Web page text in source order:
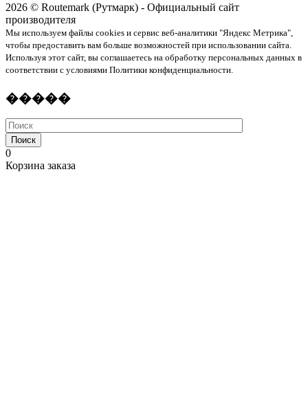
2026 © Routemark (Рутмарк) - Официальный сайт
производителя
Мы используем файлы cookies и сервис веб-аналитики "Яндекс Метрика",
чтобы предоставить вам больше возможностей при использовании сайта.
Используя этот сайт, вы соглашаетесь на обработку персональных данных в
соответствии с условиями Политики конфиденциальности.
�����
Поиск
0
Корзина заказа